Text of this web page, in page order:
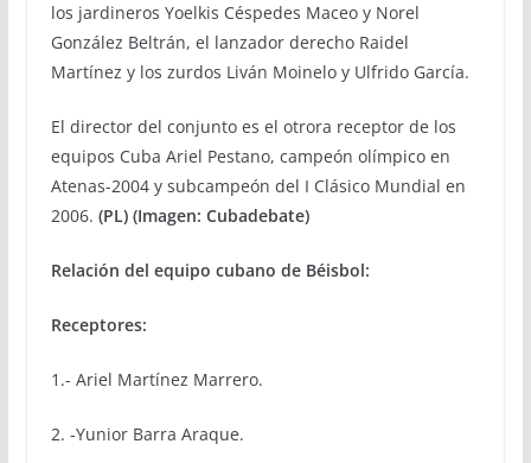
los jardineros Yoelkis Céspedes Maceo y Norel
González Beltrán, el lanzador derecho Raidel
Martínez y los zurdos Liván Moinelo y Ulfrido García.
El director del conjunto es el otrora receptor de los
equipos Cuba Ariel Pestano, campeón olímpico en
Atenas-2004 y subcampeón del I Clásico Mundial en
2006. (PL) (Imagen: Cubadebate)
Relación del equipo cubano de Béisbol:
Receptores:
1.- Ariel Martínez Marrero.
2. -Yunior Barra Araque.